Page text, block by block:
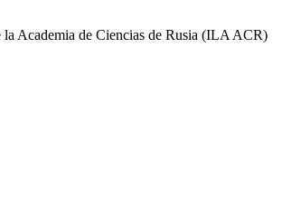
Academia de Ciencias de Rusia (ILA ACR)